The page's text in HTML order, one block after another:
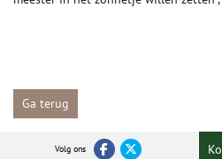
Ga terug
Volg ons